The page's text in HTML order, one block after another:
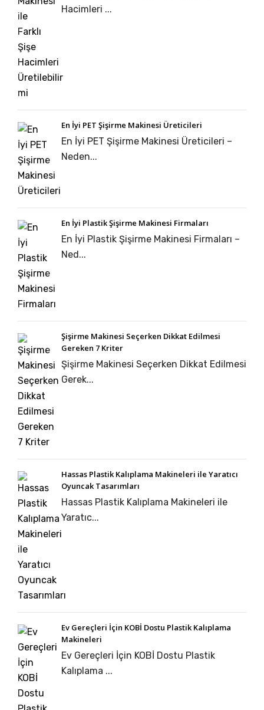
Hacimleri ...
En İyi PET Şişirme Makinesi Üreticileri
En İyi PET Şişirme Makinesi Üreticileri –
Neden...
En İyi Plastik Şişirme Makinesi Firmaları
En İyi Plastik Şişirme Makinesi Firmaları –
Ned...
Şişirme Makinesi Seçerken Dikkat Edilmesi
Gereken 7 Kriter
Şişirme Makinesi Seçerken Dikkat Edilmesi
Gerek...
Hassas Plastik Kalıplama Makineleri ile Yaratıcı
Oyuncak Tasarımları
Hassas Plastik Kalıplama Makineleri ile
Yaratıc...
Ev Gereçleri İçin KOBİ Dostu Plastik Kalıplama
Makineleri
Ev Gereçleri İçin KOBİ Dostu Plastik
Kalıplama ...